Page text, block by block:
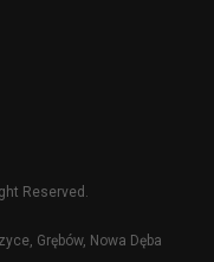
Reserved.
Grębów, Nowa Dęba